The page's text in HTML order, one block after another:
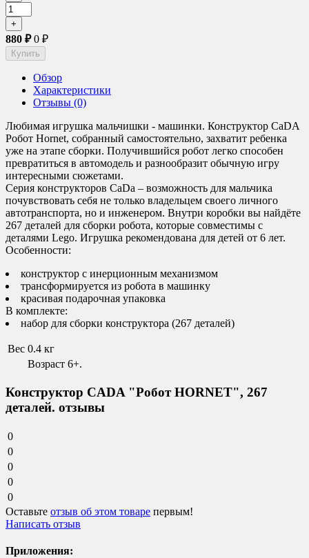
880 ₽0 ₽
Обзор
Характеристики
Отзывы (0)
Любимая игрушка мальчишки - машинки. Конструктор CaDA
Робот Hornet, собранный самостоятельно, захватит ребенка
уже на этапе сборки. Получившийся робот легко способен
превратиться в автомодель и разнообразит обычную игру
интересными сюжетами.
Серия конструкторов CaDa – возможность для мальчика
почувствовать себя не только владельцем своего личного
автотранспорта, но и инженером. Внутри коробки вы найдёте
267 деталей для сборки робота, которые совместимы с
деталями Legо. Игрушка рекомендована для детей от 6 лет.
Особенности:
конструктор с инерционным механизмом
трансформируется из робота в машинку
красивая подарочная упаковка
В комплекте:
набор для сборки конструктора (267 деталей)
Вес 0.4 кг
Возраст 6+.
Конструктор CADA "Робот HORNET", 267
деталей. отзывы
0
0
0
0
0
Оставьте отзыв об этом товаре первым!
Написать отзыв
Приложения: